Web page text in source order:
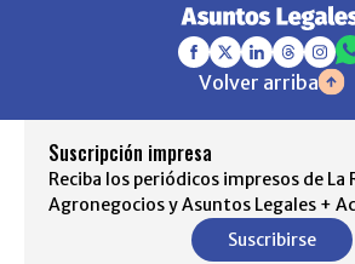
Volver arriba
Suscripción impresa
Reciba los periódicos impresos de La
Agronegocios y Asuntos Legales +
Suscribirse